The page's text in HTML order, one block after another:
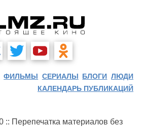
ФИЛЬМЫ СЕРИАЛЫ БЛОГИ ЛЮДИ
КАЛЕНДАРЬ ПУБЛИКАЦИЙ
:: Перепечатка материалов без